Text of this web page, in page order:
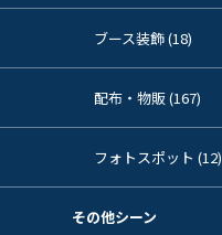
ブース装飾 (18)
配布・物販 (167)
フォトスポット (12)
その他シーン